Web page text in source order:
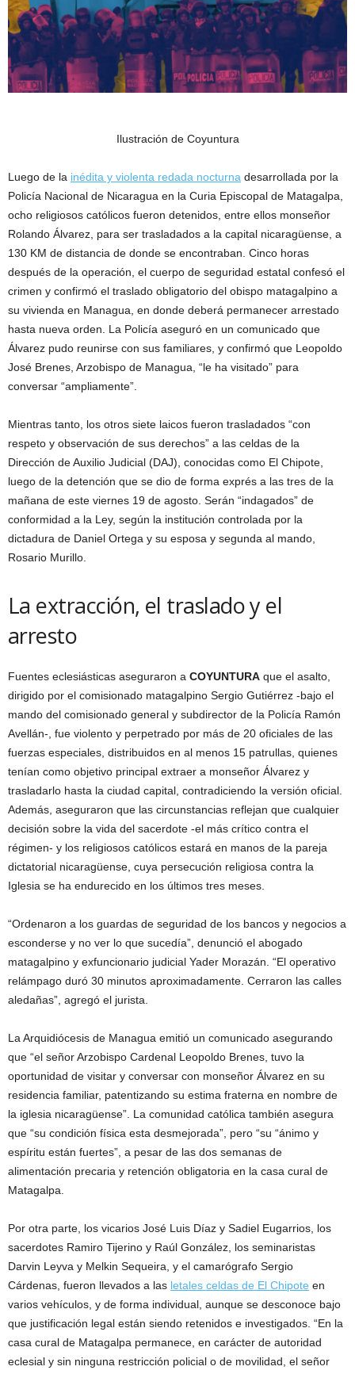
Ilustración de Coyuntura
Luego de la inédita y violenta redada nocturna desarrollada por la
Policía Nacional de Nicaragua en la Curia Episcopal de Matagalpa,
ocho religiosos católicos fueron detenidos, entre ellos monseñor
Rolando Álvarez, para ser trasladados a la capital nicaragüense, a
130 KM de distancia de donde se encontraban. Cinco horas
después de la operación, el cuerpo de seguridad estatal confesó el
crimen y confirmó el traslado obligatorio del obispo matagalpino a
su vivienda en Managua, en donde deberá permanecer arrestado
hasta nueva orden. La Policía aseguró en un comunicado que
Álvarez pudo reunirse con sus familiares, y confirmó que Leopoldo
José Brenes, Arzobispo de Managua, “le ha visitado” para
conversar “ampliamente”.
Mientras tanto, los otros siete laicos fueron trasladados “con
respeto y observación de sus derechos” a las celdas de la
Dirección de Auxilio Judicial (DAJ), conocidas como El Chipote,
luego de la detención que se dio de forma exprés a las tres de la
mañana de este viernes 19 de agosto. Serán “indagados” de
conformidad a la Ley, según la institución controlada por la
dictadura de Daniel Ortega y su esposa y segunda al mando,
Rosario Murillo.
La extracción, el traslado y el
arresto
Fuentes eclesiásticas aseguraron a COYUNTURA que el asalto,
dirigido por el comisionado matagalpino Sergio Gutiérrez -bajo el
mando del comisionado general y subdirector de la Policía Ramón
Avellán-, fue violento y perpetrado por más de 20 oficiales de las
fuerzas especiales, distribuidos en al menos 15 patrullas, quienes
tenían como objetivo principal extraer a monseñor Álvarez y
trasladarlo hasta la ciudad capital, contradiciendo la versión oficial.
Además, aseguraron que las circunstancias reflejan que cualquier
decisión sobre la vida del sacerdote -el más crítico contra el
régimen- y los religiosos católicos estará en manos de la pareja
dictatorial nicaragüense, cuya persecución religiosa contra la
Iglesia se ha endurecido en los últimos tres meses.
“Ordenaron a los guardas de seguridad de los bancos y negocios a
esconderse y no ver lo que sucedía”, denunció el abogado
matagalpino y exfuncionario judicial Yader Morazán. “El operativo
relámpago duró 30 minutos aproximadamente. Cerraron las calles
aledañas”, agregó el jurista.
La Arquidiócesis de Managua emitió un comunicado asegurando
que “el señor Arzobispo Cardenal Leopoldo Brenes, tuvo la
oportunidad de visitar y conversar con monseñor Álvarez en su
residencia familiar, patentizando su estima fraterna en nombre de
la iglesia nicaragüense”. La comunidad católica también asegura
que “su condición física esta desmejorada”, pero “su “ánimo y
espíritu están fuertes”, a pesar de las dos semanas de
alimentación precaria y retención obligatoria en la casa cural de
Matagalpa.
Por otra parte, los vicarios José Luis Díaz y Sadiel Eugarrios, los
sacerdotes Ramiro Tijerino y Raúl González, los seminaristas
Darvin Leyva y Melkin Sequeira, y el camarógrafo Sergio
Cárdenas, fueron llevados a las letales celdas de El Chipote en
varios vehículos, y de forma individual, aunque se desconoce bajo
que justificación legal están siendo retenidos e investigados. “En la
casa cural de Matagalpa permanece, en carácter de autoridad
eclesial y sin ninguna restricción policial o de movilidad, el señor